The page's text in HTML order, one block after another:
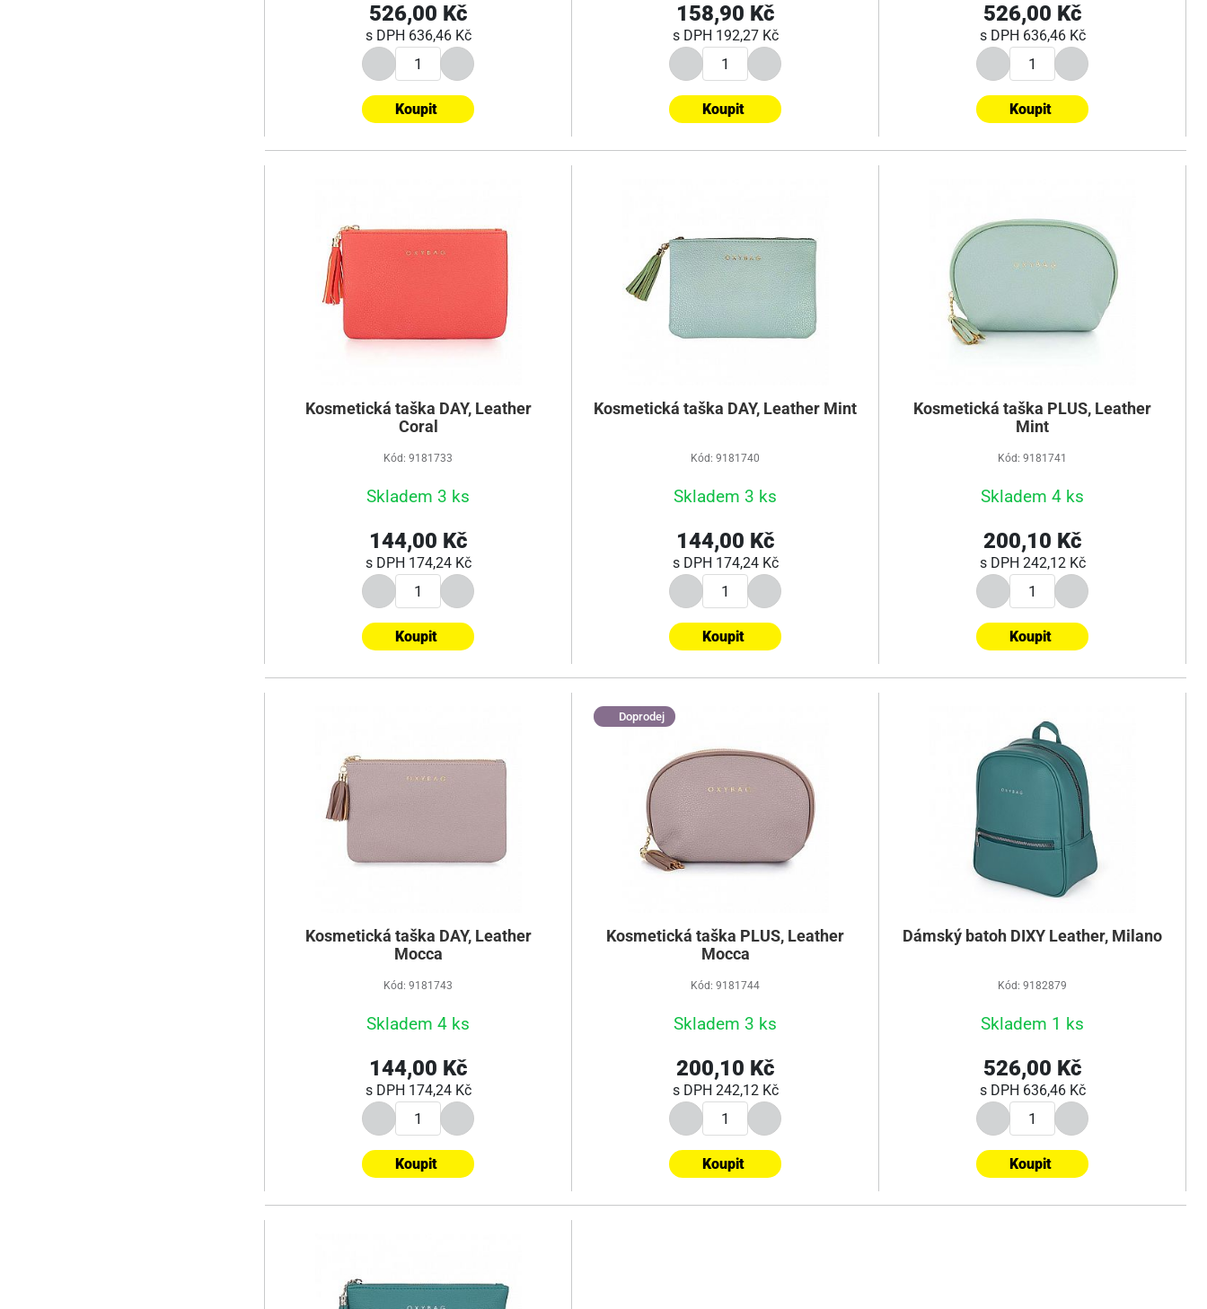
526,00 Kč
s DPH 636,46 Kč
Koupit
158,90 Kč
s DPH 192,27 Kč
Koupit
526,00 Kč
s DPH 636,46 Kč
Koupit
Kosmetická taška DAY, Leather
Coral
Kód: 9181733
Skladem 3 ks
144,00 Kč
s DPH 174,24 Kč
Koupit
Kosmetická taška DAY, Leather Mint
Kód: 9181740
Skladem 3 ks
144,00 Kč
s DPH 174,24 Kč
Koupit
Kosmetická taška PLUS, Leather
Mint
Kód: 9181741
Skladem 4 ks
200,10 Kč
s DPH 242,12 Kč
Koupit
Kosmetická taška DAY, Leather
Mocca
Kód: 9181743
Skladem 4 ks
144,00 Kč
s DPH 174,24 Kč
Koupit
Doprodej
Kosmetická taška PLUS, Leather
Mocca
Kód: 9181744
Skladem 3 ks
200,10 Kč
s DPH 242,12 Kč
Koupit
Dámský batoh DIXY Leather, Milano
Kód: 9182879
Skladem 1 ks
526,00 Kč
s DPH 636,46 Kč
Koupit